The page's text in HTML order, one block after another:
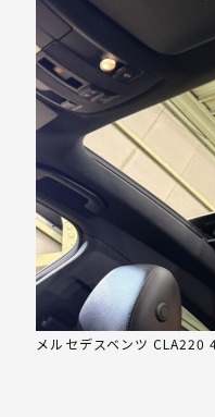
メルセデスベンツ CLA220